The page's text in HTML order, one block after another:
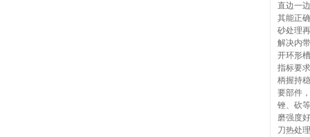
直边一
其能正
砂处理
解决内
开环形
指标要
柄握持
要部件
锉、砍
磨强度
刀热处